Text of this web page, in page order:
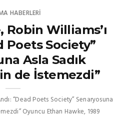
HABERLERI
Robin Williams’ı
Poets Society”
Asla Sadık
de İstemezdi”
“Dead Poets Society” Senaryosuna
Oyuncu Ethan Hawke, 1989